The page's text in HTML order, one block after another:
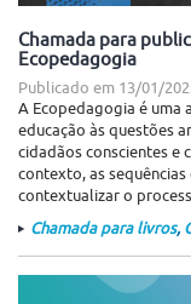
Chamada para
Ecopedagogia
Publicado em 13/01/
A Ecopedagogia é uma
educação às questões
cidadãos conscientes e
contexto, as
contextualizar o
Chamada para livros,